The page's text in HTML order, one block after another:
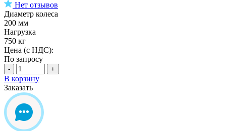
Нет отзывов
Диаметр колеса
200 мм
Нагрузка
750 кг
Цена (с НДС):
По запросу
- +
В корзину
Заказать